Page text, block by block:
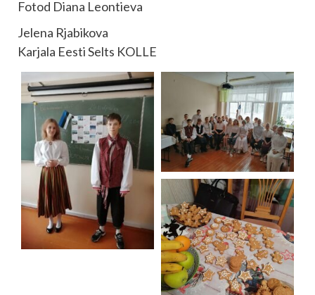
Fotod Diana Leontieva
Jelena Rjabikova
Karjala Eesti Selts KOLLE